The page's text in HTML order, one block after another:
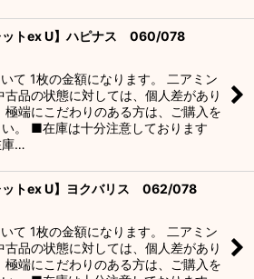
ットex U】ハピナス 060/078
て 1枚の金額になります。 二アミン
古品の状態に対しては、個人差があり
極端にこだわりのある方は、ご購入を
い。 ■在庫は十分注意しております
庫…
ットex U】ヨクバリス 062/078
て 1枚の金額になります。 二アミン
古品の状態に対しては、個人差があり
極端にこだわりのある方は、ご購入を